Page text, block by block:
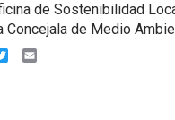
de Sostenibilidad
Concejala de Medio
Twitter